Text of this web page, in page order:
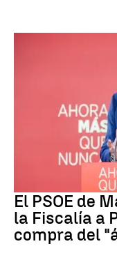
El PSOE de
la Fiscalía a
compra del